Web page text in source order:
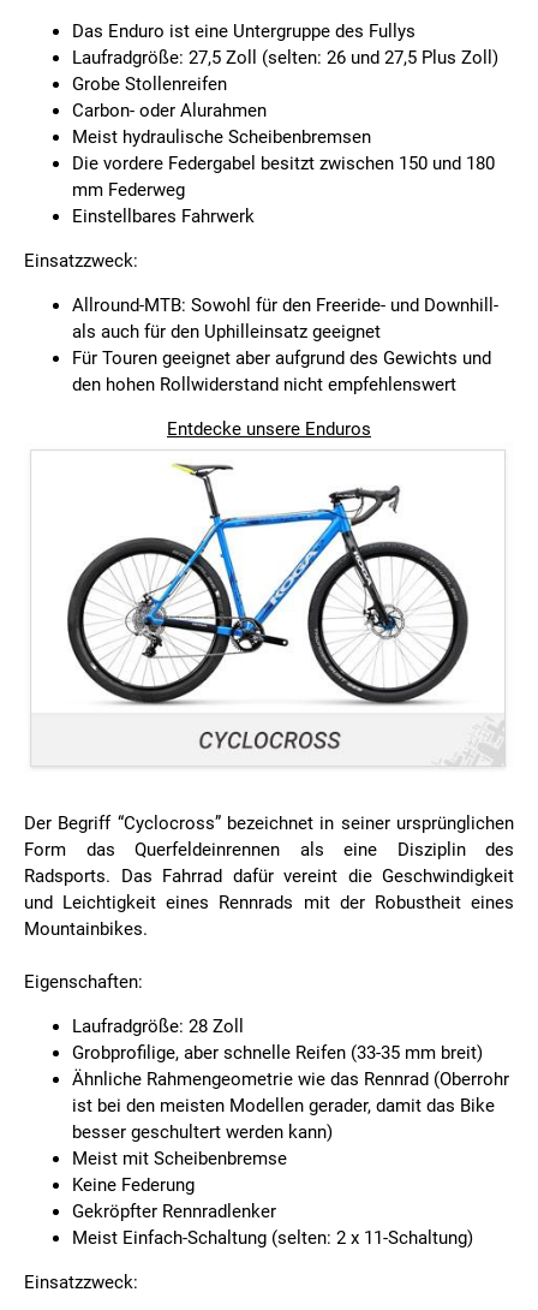
Das Enduro ist eine Untergruppe des Fullys
Laufradgröße: 27,5 Zoll (selten: 26 und 27,5 Plus Zoll)
Grobe Stollenreifen
Carbon- oder Alurahmen
Meist hydraulische Scheibenbremsen
Die vordere Federgabel besitzt zwischen 150 und 180
mm Federweg
Einstellbares Fahrwerk
Einsatzzweck:
Allround-MTB: Sowohl für den Freeride- und Downhill-
als auch für den Uphilleinsatz geeignet
Für Touren geeignet aber aufgrund des Gewichts und
den hohen Rollwiderstand nicht empfehlenswert
Entdecke unsere Enduros
Der Begriff “Cyclocross” bezeichnet in seiner ursprünglichen
Form das Querfeldeinrennen als eine Disziplin des
Radsports. Das Fahrrad dafür vereint die Geschwindigkeit
und Leichtigkeit eines Rennrads mit der Robustheit eines
Mountainbikes.
Eigenschaften:
Laufradgröße: 28 Zoll
Grobprofilige, aber schnelle Reifen (33-35 mm breit)
Ähnliche Rahmengeometrie wie das Rennrad (Oberrohr
ist bei den meisten Modellen gerader, damit das Bike
besser geschultert werden kann)
Meist mit Scheibenbremse
Keine Federung
Gekröpfter Rennradlenker
Meist Einfach-Schaltung (selten: 2 x 11-Schaltung)
Einsatzzweck: